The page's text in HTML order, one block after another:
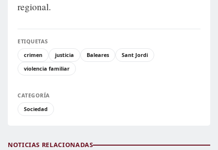
regional.
ETIQUETAS
crimen
justicia Baleares
Sant Jordi
violencia familiar
CATEGORÍA
Sociedad
NOTICIAS RELACIONADAS